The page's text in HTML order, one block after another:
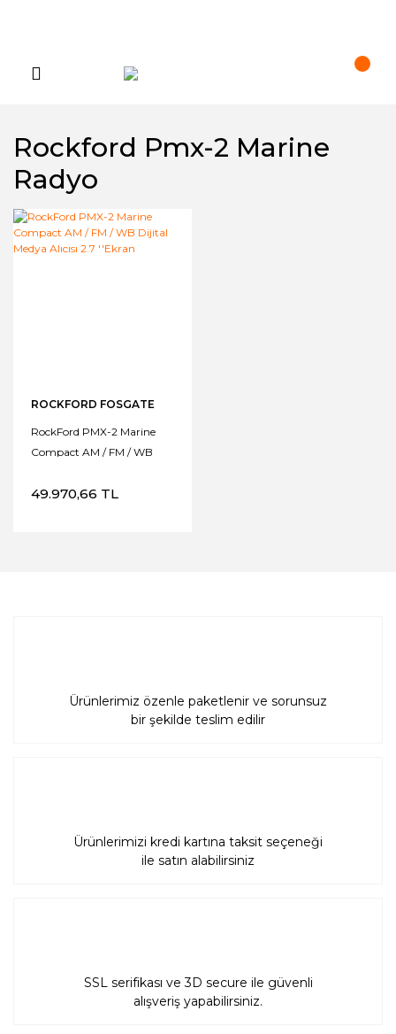
Rockford Pmx-2 Marine
Radyo
ROCKFORD FOSGATE
RockFord PMX-2 Marine
Compact AM / FM / WB
''Ekran
49.970,66 TL
Ürünlerimiz özenle paketlenir ve sorunsuz
bir şekilde teslim edilir
Ürünlerimizi kredi kartına taksit seçeneği
ile satın alabilirsiniz
SSL serifikası ve 3D secure ile güvenli
alışveriş yapabilirsiniz.